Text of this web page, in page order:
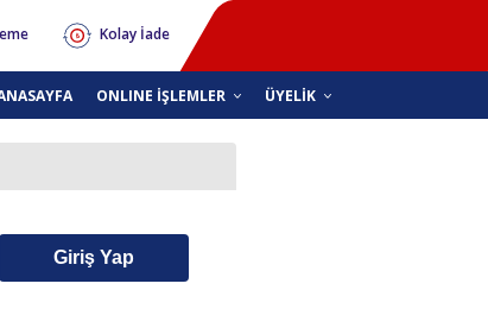
Kolay İade
ONLINE İŞLEMLER ÜYELİK
Giriş Yap